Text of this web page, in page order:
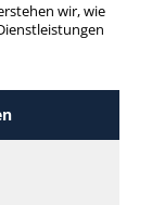
wir, wie